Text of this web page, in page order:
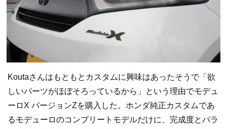
Koutaさんはもともとカスタムに興味はあったそうで「欲
しいパーツがほぼそろっているから」という理由でモデュ
ーロX バージョンZを購入した。ホンダ純正カスタムであ
るモデューロのコンプリートモデルだけに、完成度とバラ